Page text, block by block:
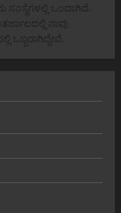
ಒಂದಾಗಿದೆ.
ನಾವು
ಒಬ್ಬರಾಗಿದ್ದೇವೆ.